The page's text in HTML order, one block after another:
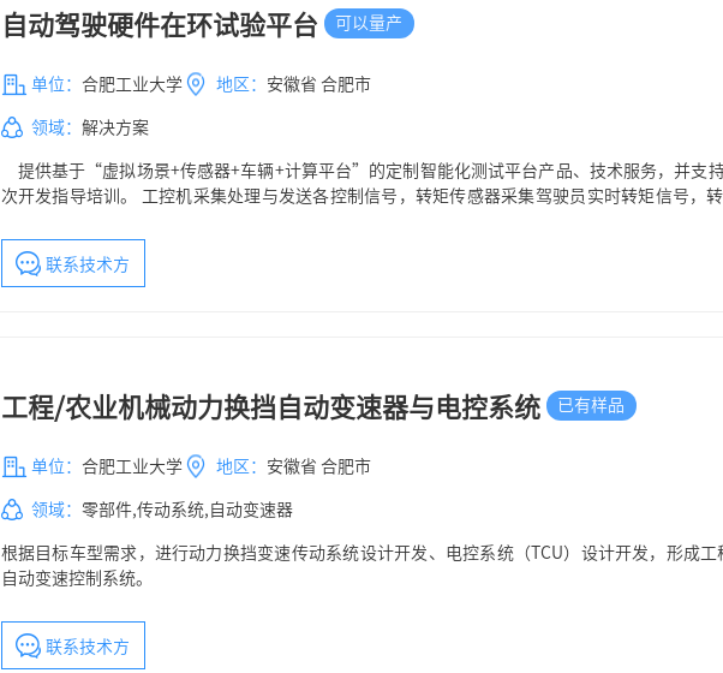
自动驾驶硬件在环试验平台 可以量产
单位： 合肥工业大学 地区： 安徽省 合肥市
领域： 解决方案
提供基于“虚拟场景+传感器+车辆+计算平台”的定制智能化测试平台产品、技术服务，并支
次开发指导培训。 工控机采集处理与发送各控制信号，转矩传感器采集驾驶员实时转矩信号，
用于自动驾驶系统功能测试。
联系技术方
工程/农业机械动力换挡自动变速器与电控系统 已有样品
单位： 合肥工业大学 地区： 安徽省 合肥市
领域： 零部件,传动系统,自动变速器
根据目标车型需求，进行动力换挡变速传动系统设计开发、电控系统（TCU）设计开发，形成
自动变速控制系统。
联系技术方